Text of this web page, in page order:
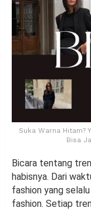
Suka Warna Hitam?
Bisa
Bicara tentang
habisnya. Dari
fashion yang
fashion. Setiap